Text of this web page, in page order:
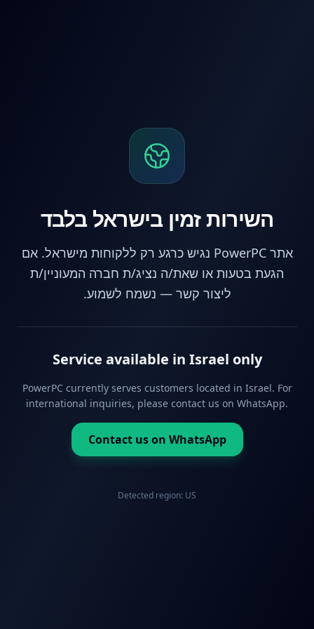
השירות זמין בישראל בלבד
אתר PowerPC נגיש כרגע רק ללקוחות מישראל. אם
הגעת בטעות או שאת/ה נציג/ת חברה המעוניין/ת
ליצור קשר — נשמח לשמוע.
Service available in Israel only
PowerPC currently serves customers located in Israel. For
international inquiries, please contact us on WhatsApp.
Contact us on WhatsApp
Detected region: US